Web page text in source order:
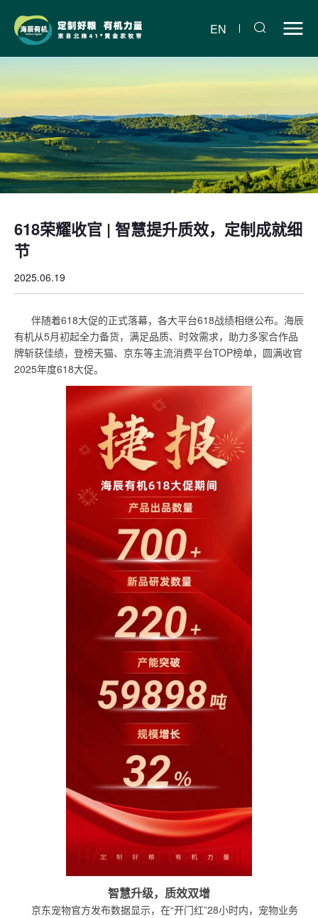
618
荣
耀
收
官
|
智
慧
提
升
质
效，
制
成
EN
618荣耀收官 | 智慧提升质效，定制成就细
节
2025.06.19
伴随着618大促的正式落幕，各大平台618战绩相继公布。海辰
有机从5月初起全力备货，满足品质、时效需求，助力多家合作品
牌斩获佳绩，登榜天猫、京东等主流消费平台TOP榜单，圆满收官
2025年度618大促。
智慧升级，质效双增
京东宠物官方发布数据显示，在“开门红”28小时内，宠物业务